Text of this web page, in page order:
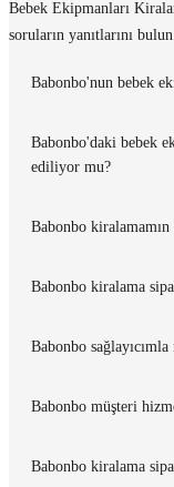
Bebek Ekipmanları
soruların yanıtlarını
Babonbo'nun bebek
Babonbo'daki bebek
ediliyor mu?
Babonbo
Babonbo kiralama
Babonbo
Babonbo müşteri
Babonbo kiralama